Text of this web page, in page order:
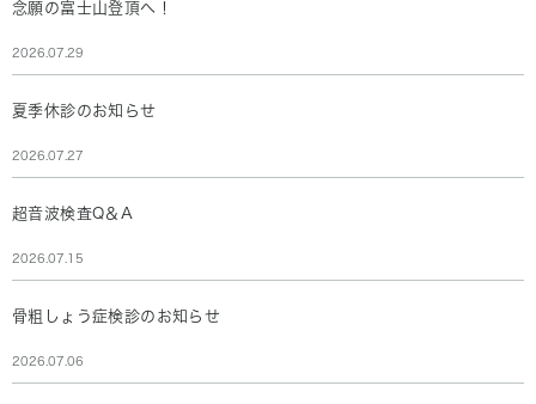
念願の富士山登頂へ！
2026.07.29
夏季休診のお知らせ
2026.07.27
超音波検査Q＆A
2026.07.15
骨粗しょう症検診のお知らせ
2026.07.06